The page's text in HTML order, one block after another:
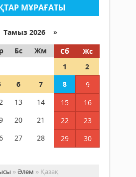
МҰРАҒАТЫ
Тамыз 2026 »
Бс Жм Сб
Жс
1
2
6 7 8
9
13 14 15
16
20 21 22
23
27 28 29
30
»Әлем » Қазақ